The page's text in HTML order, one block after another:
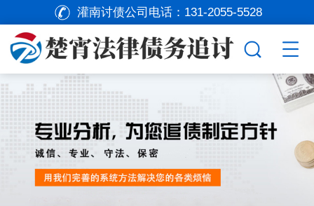
灌南讨债公司电话： 131-2055-5528